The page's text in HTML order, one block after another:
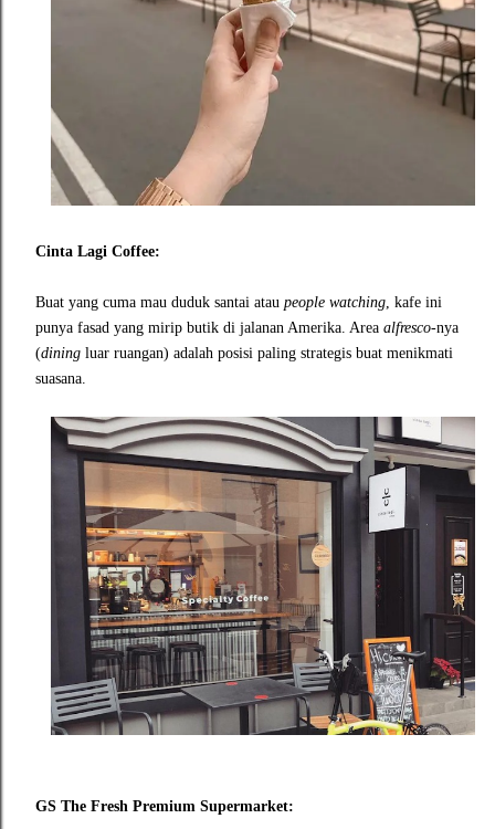
Cinta Lagi Coffee:
Buat yang cuma mau duduk santai atau people watching , kafe ini
punya fasad yang mirip butik di jalanan Amerika. Area alfresco-nya
(dining luar ruangan) adalah posisi paling strategis buat menikmati
suasana.
GS The Fresh Premium Supermarket: